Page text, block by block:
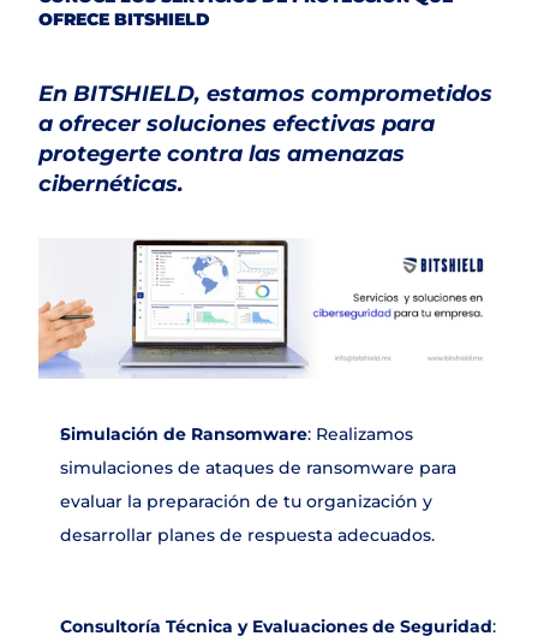
OFRECE BITSHIELD
En BITSHIELD, estamos comprometidos
a ofrecer soluciones efectivas para
protegerte contra las amenazas
cibernéticas.
Simulación de Ransomware: Realizamos
simulaciones de ataques de ransomware para
evaluar la preparación de tu organización y
desarrollar planes de respuesta adecuados.
Consultoría Técnica y Evaluaciones de Seguridad: